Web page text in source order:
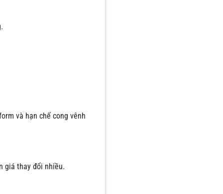
và hạn chế cong vênh
giá thay đổi nhiều.